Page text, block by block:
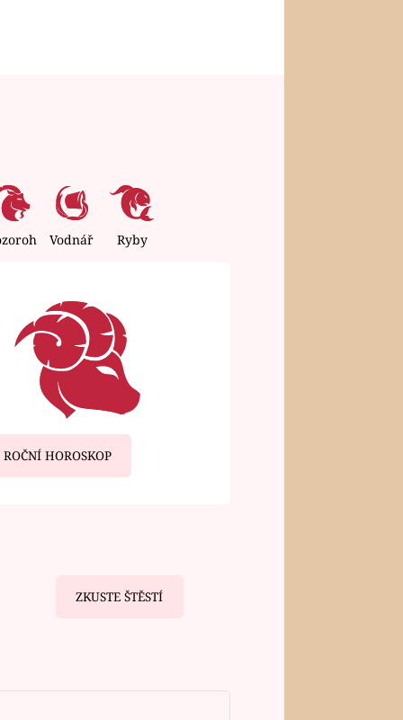
Vodnář Ryby
ROČNÍ HOROSKOP
ZKUSTE ŠTĚSTÍ